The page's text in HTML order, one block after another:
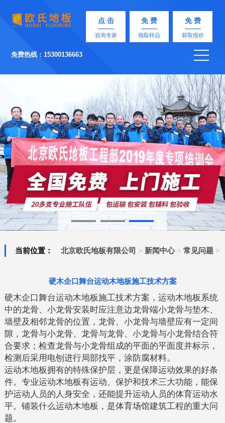
点 击
咨询专家
免 费
领取样品
免 费
获取报价
免费热线：15300136663
当前位置： 北京欧氏地板有限公司 > 新闻中心>常见问题 >
硬木企口舞台运动木地板施工技术方案
硬木企口舞台运动木地板施工技术方案，运动木地板系统
中的龙骨、小龙骨安装时应注意边龙骨端小龙骨与垫木、
墙壁及相邻龙骨的位置，龙骨、小龙骨与墙壁应有一定间
隙，龙骨与小龙骨、龙骨与龙骨、小龙骨与小龙骨结合符
合要求；检查龙骨与小龙骨组成的平面的平面度并标示，
检测后采用电刨进行局部找平，涂防腐材料。
运动木地板拥有的特殊保护层，更是保障运动效果的好条
件。专业运动木地板有运动、保护和技术三大功能，能保
护运动人员的人身安全，还能提升运动人员的体育运动水
平。铺装什么运动木地板，是体育场馆建筑工程的重大问
题。